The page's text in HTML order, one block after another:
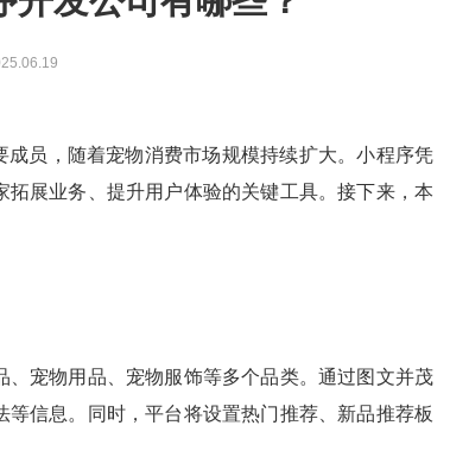
实现万物互联，推动智慧生
员，随着宠物消费市场规模持续扩大。小程序凭
展业务、提升用户体验的关键工具。接下来，本
宠物用品、宠物服饰等多个品类。通过图文并茂
信息。同时，平台将设置热门推荐、新品推荐板